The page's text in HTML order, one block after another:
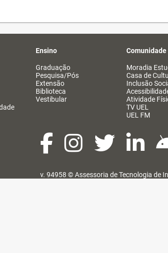
Ensino
Graduação
Pesquisa/Pós
Extensão
Biblioteca
Vestibular
Comunidade
Moradia
Casa de
Inclusão
Atividade
TV UEL
UEL FM
v. 94958 ©Assessoria de Tecnologia de